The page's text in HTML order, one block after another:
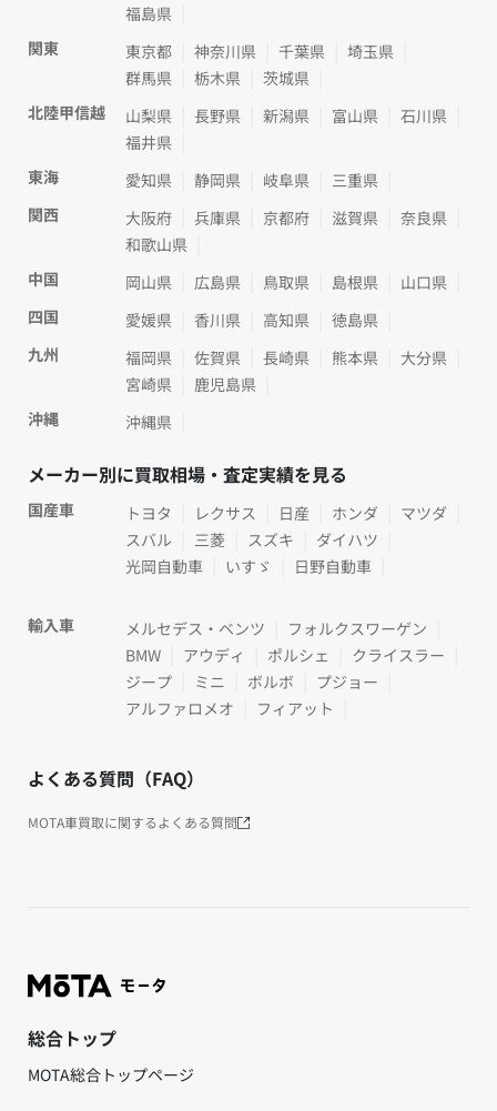
福島県
関東
東京都 神奈川県 千葉県
埼玉県
群馬県
栃木県
茨城県
北陸甲信越
山梨県 長野県 新潟県 富山県
石川県
福井県
東海
愛知県 静岡県 岐阜県
三重県
関西
大阪府 兵庫県 京都府 滋賀県
奈良県
和歌山県
中国
岡山県 広島県 鳥取県 島根県
山口県
四国
愛媛県 香川県 高知県
徳島県
九州
福岡県 佐賀県 長崎県 熊本県
大分県
宮崎県
鹿児島県
沖縄
沖縄県
メーカー別に買取相場・査定実績を見る
国産車 トヨタ レクサス 日産 ホンダ
マツダ
スバル
三菱 スズキ
ダイハツ
光岡自動車
いすゞ 日野自動車
輸入車 メルセデス・ベンツ
フォルクスワーゲン
BMW
アウディ ポルシェ
クライスラー
ジープ
ミニ ボルボ
プジョー
アルファロメオ
フィアット
よくある質問（FAQ）
MOTA車買取に関するよくある質問
総合トップ
MOTA総合トップページ